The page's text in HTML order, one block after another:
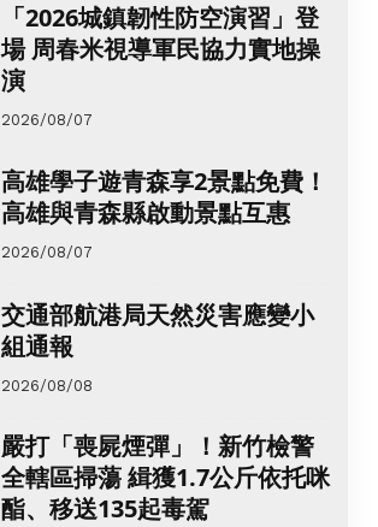
「2026城鎮韌性防空演習」登
場 周春米視導軍民協力實地操
演
2026/08/07
高雄學子遊青森享2景點免費！
高雄與青森縣啟動景點互惠
2026/08/07
交通部航港局天然災害應變小
組通報
2026/08/08
嚴打「喪屍煙彈」！新竹檢警
全轄區掃蕩 緝獲1.7公斤依托咪
酯、移送135起毒駕